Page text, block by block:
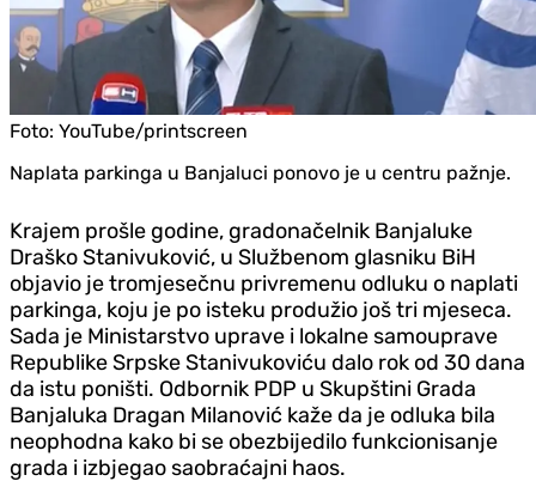
Foto: YouTube/printscreen
Naplata parkinga u Banjaluci ponovo je u centru pažnje.
Krajem prošle godine, gradonačelnik Banjaluke
Draško Stanivuković, u Službenom glasniku BiH
objavio je tromjesečnu privremenu odluku o naplati
parkinga, koju je po isteku produžio još tri mjeseca.
Sada je Ministarstvo uprave i lokalne samouprave
Republike Srpske Stanivukoviću dalo rok od 30 dana
da istu poništi. Odbornik PDP u Skupštini Grada
Banjaluka Dragan Milanović kaže da je odluka bila
neophodna kako bi se obezbijedilo funkcionisanje
grada i izbjegao saobraćajni haos.